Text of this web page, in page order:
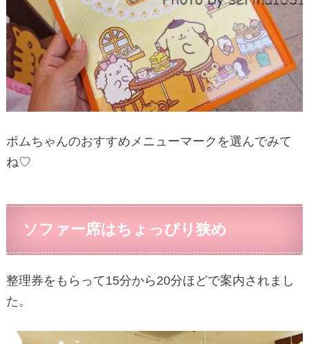
ポムちゃんのおすすめメニューマークを選んでみて
ね♡
ソファー席はちょっぴり狭め
整理券をもらって15分から20分ほどで案内されまし
た。